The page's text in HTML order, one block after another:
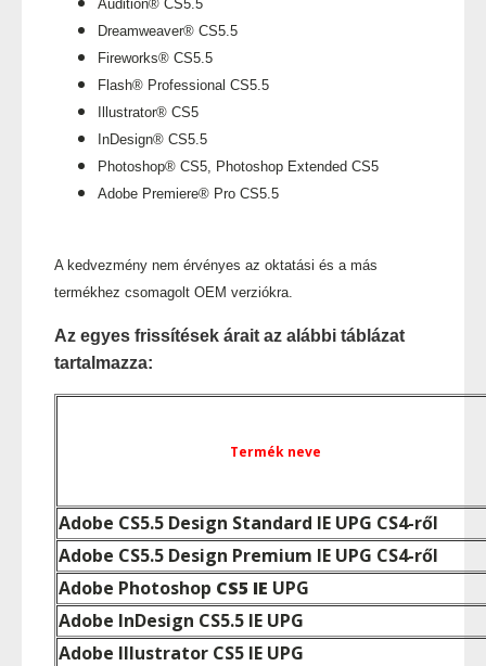
Audition® CS5.5
Dreamweaver® CS5.5
Fireworks® CS5.5
Flash® Professional CS5.5
Illustrator® CS5
InDesign® CS5.5
Photoshop® CS5, Photoshop Extended CS5
Adobe Premiere® Pro CS5.5
A kedvezmény nem érvényes az oktatási és a más
termékhez csomagolt OEM verziókra.
Az egyes frissítések árait az alábbi táblázat
tartalmazza:
Termék neve
Adobe CS5.5 Design Standard IE UPG CS4-ről
Adobe CS5.5 Design Premium IE UPG CS4-ről
Adobe Photoshop CS5 IE UPG
Adobe InDesign CS5.5 IE UPG
Adobe Illustrator CS5 IE UPG